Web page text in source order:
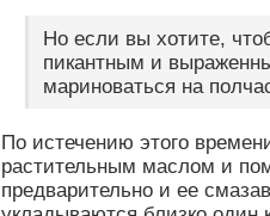
Но если вы хотите,
пикантным и
мариноваться на
По истечению этого
растительным маслом и
предварительно и ее